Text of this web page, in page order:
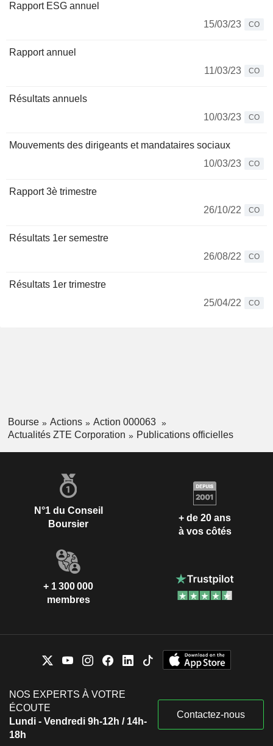
Rapport ESG annuel
15/03/23
CO
Rapport annuel
11/03/23
CO
Résultats annuels
10/03/23
CO
Mouvements des dirigeants et mandataires sociaux
10/03/23
CO
Rapport 3è trimestre
26/10/22
CO
Résultats 1er semestre
26/08/22
CO
Résultats 1er trimestre
25/04/22
CO
Bourse Actions
Action 000063
Actualités ZTE Corporation
Publications officielles
N°1 du Conseil
Boursier
+ de 20 ans
à vos côtés
+ 1 300 000
membres
NOS EXPERTS À VOTRE
ÉCOUTE
Lundi - Vendredi 9h-12h / 14h-
18h
Contactez-nous